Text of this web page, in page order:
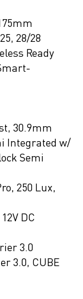
28/28
Ready
30.9mm
Integrated w/
Semi
250 Lux,
DC
3.0
3.0, CUBE